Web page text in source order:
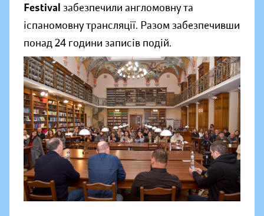
Festival забезпечили англомовну та
іспаномовну трансляції. Разом забезпечивши
понад 24 години записів подій.